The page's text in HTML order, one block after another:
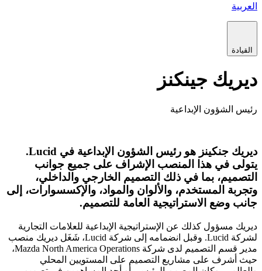
العربية
القيادة
ديريك جينكنز
رئيس الشؤون الإبداعية
ديريك جنكينز هو رئيس الشؤون الإبداعية في Lucid.
يتولى في هذا المنصب الإشراف على جميع جوانب
التصميم، بما في ذلك التصميم الخارجي والداخلي،
وتجربة المستخدم، والألوان والمواد، والإكسسوارات، إلى
جانب وضع الاستراتيجية العامة للتصميم.
ديريك مسؤول كذلك عن الإستراتيجية الإبداعية للعلامات التجارية
لشركة Lucid. وقبل انضمامه إلى شركة Lucid، شَغَل ديريك منصب
مدير قسم التصميم لدى شركة Mazda North America Operations،
حيث أشرف على مشاريع التصميم على المستويين المحلي